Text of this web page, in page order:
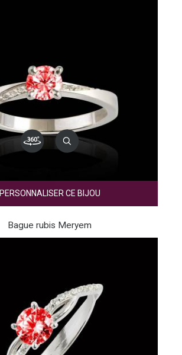
PERSONNALISER CE BIJOU
Bague rubis Meryem